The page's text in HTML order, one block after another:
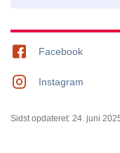
Facebook
Instagram
Sidst opdateret: 24. juni